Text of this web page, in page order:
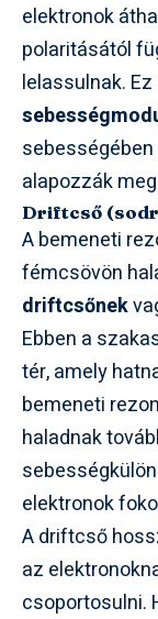
elektronok
polaritásától
lelassulnak.
alapozzák
Driftcső
A bemeneti
fémcsövön
driftcsőnek
Ebben a
tér, amely
bemeneti
haladnak
elektronok
A driftcső
az
csoportosulni.